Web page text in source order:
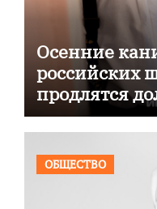
Осенние
российских
продлятся
ОБЩЕСТВО